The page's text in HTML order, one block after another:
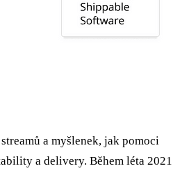
a myšlenek, jak pomoci
a delivery. Během léta 2021